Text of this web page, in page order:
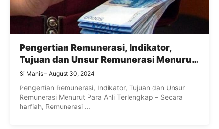
Pengertian Remunerasi, Indikator,
Tujuan dan Unsur Remunerasi Menurut
Para Ahli Terlengkap
Si Manis August 30, 2024
Pengertian Remunerasi, Indikator, Tujuan dan Unsur
Remunerasi Menurut Para Ahli Terlengkap – Secara
harfiah, Remunerasi ...